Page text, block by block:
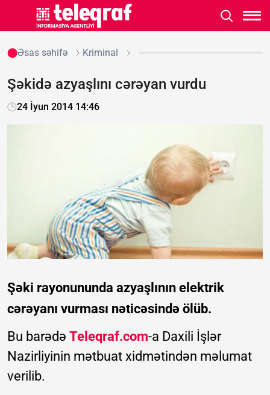
Əsas səhifə Kriminal
Şəkidə azyaşlını cərəyan vurdu
24 İyun 2014 14:46
Şəki rayonununda azyaşlının elektrik
cərəyanı vurması nəticəsində ölüb.
Bu barədə Teleqraf.com-a Daxili İşlər
Nazirliyinin mətbuat xidmətindən məlumat
verilib.